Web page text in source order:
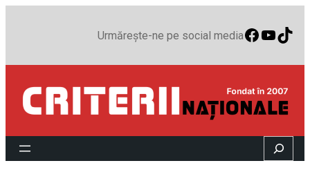
Urmărește-ne pe social media
Search